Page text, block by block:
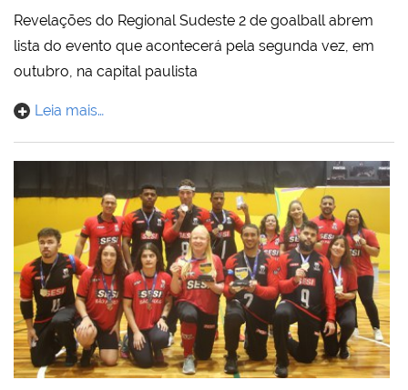
Revelações do Regional Sudeste 2 de goalball abrem
lista do evento que acontecerá pela segunda vez, em
outubro, na capital paulista
Leia mais…